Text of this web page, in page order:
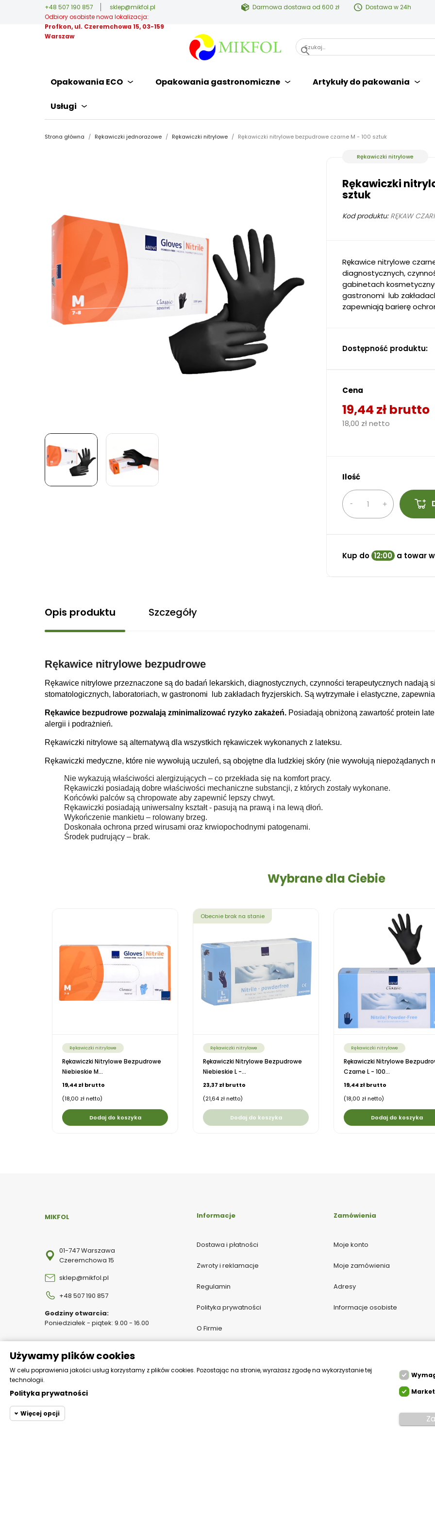
+48 507 190 857
sklep@mikfol.pl
Odbiory osobiste nowa lokalizacja:
Profkon, ul. Czeremchowa 15, 03-159
Warszaw
Darmowa dostawa od 600 zł Dostawa w 24h
search
Opakowania ECO Opakowania gastronomiczne Artykuły do pakowania
Usługi
Strona główna Rękawiczki jednorazowe Rękawiczki nitrylowe Rękawiczki nitrylowe bezpudrowe czarne M - 100 sztuk
Rękawiczki nitrylowe
Rękawiczki
sztuk
Kod produktu: RĘKAW
Rękawice nitrylowe
diagnostycznych,
gabinetach
gastronomi lub
zapewniają barierę
Dostępność produktu:
Cena
19,44 zł brutto
18,00 zł netto
Ilość
Kup do 12:00 a towar
Opis produktu Szczegóły
Rękawice nitrylowe bezpudrowe
Rękawice nitrylowe przeznaczone są do badań lekarskich, diagnostycznych, czynności terapeutycznych nadają
stomatologicznych, laboratoriach, w gastronomi lub zakładach fryzjerskich. Są wytrzymałe i elastyczne,
Rękawice bezpudrowe pozwalają zminimalizować ryzyko zakażeń. Posiadają obniżoną zawartość protein
alergii i podrażnień.
Rękawiczki nitrylowe są alternatywą dla wszystkich rękawiczek wykonanych z lateksu.
Rękawiczki medyczne, które nie wywołują uczuleń, są obojętne dla ludzkiej skóry (nie wywołują niepożądanych
Nie wykazują właściwości alergizujących – co przekłada się na komfort pracy.
Rękawiczki posiadają dobre właściwości mechaniczne substancji, z których zostały wykonane.
Końcówki palców są chropowate aby zapewnić lepszy chwyt.
Rękawiczki posiadają uniwersalny kształt - pasują na prawą i na lewą dłoń.
Wykończenie mankietu – rolowany brzeg.
Doskonała ochrona przed wirusami oraz krwiopochodnymi patogenami.
Środek pudrujący – brak.
Wybrane dla Ciebie
Rękawiczki nitrylowe
Rękawiczki Nitrylowe Bezpudrowe
Niebieskie M...
19,44 zł brutto
(18,00 zł netto)
Dodaj do koszyka
Rękawiczki nitrylowe
Rękawiczki Nitrylowe Bezpudrowe
Niebieskie L -...
23,37 zł brutto
(21,64 zł netto)
Dodaj do koszyka
Obecnie brak na stanie
Rękawiczki nitrylowe
Rękawiczki Nitrylowe
Czarne L - 100...
19,44 zł brutto
(18,00 zł netto)
Dodaj do koszyka
MIKFOL
01-747 Warszawa
Czeremchowa 15
sklep@mikfol.pl
+48 507 190 857
Godziny otwarcia:
Poniedziałek - piątek: 9.00 - 16.00
Informacje
Dostawa i płatności
Zwroty i reklamacje
Regulamin
Polityka prywatności
O Firmie
Katalogi do pobrania
Zamówienia
Moje konto
Moje zamówienia
Adresy
Informacje osobiste
Używamy plików cookies
W celu poprawienia jakości usług korzystamy z plików cookies. Pozostając na stronie, wyrażasz zgodę na wykorzystanie tej
technologii.
Polityka prywatności
Więcej opcji